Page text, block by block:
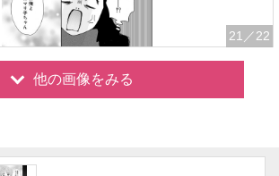
21 ／22
他の画像をみる